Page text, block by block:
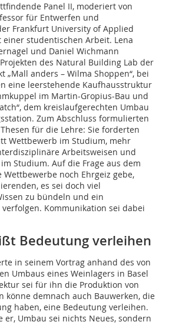
Panel II, moderiert von
für Entwerfen und
Frankfurt University of Applied
einer studentischen Arbeit. Lena
und Daniel Wichmann
des Natural Building Lab der
„Mall anders – Wilma Shoppen“, bei
eine leerstehende Kaufhausstruktur
im Martin-Gropius-Bau und
dem kreislaufgerechten Umbau
Zum Abschluss formulierten
für die Lehre: Sie forderten
Wettbewerb im Studium, mehr
Arbeitsweisen und
Studium. Auf die Frage aus dem
Wettbewerbe noch Ehrgeiz gebe,
es sei doch viel
zu bündeln und ein
Kommunikation sei dabei
Bedeutung verleihen
in seinem Vortrag anhand des von
Umbaus eines Weinlagers in Basel
sei für ihn die Produktion von
könne demnach auch Bauwerken, die
haben, eine Bedeutung verleihen.
er, Umbau sei nichts Neues, sondern